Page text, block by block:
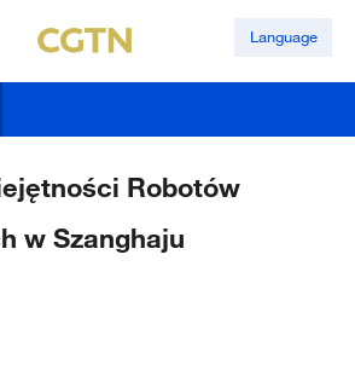
Language
Robotów
w Szanghaju